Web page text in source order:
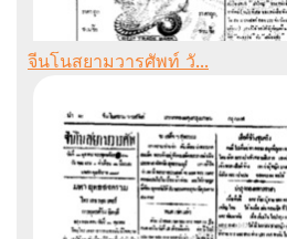
จีนโนสยามวารศัพท์ วั...